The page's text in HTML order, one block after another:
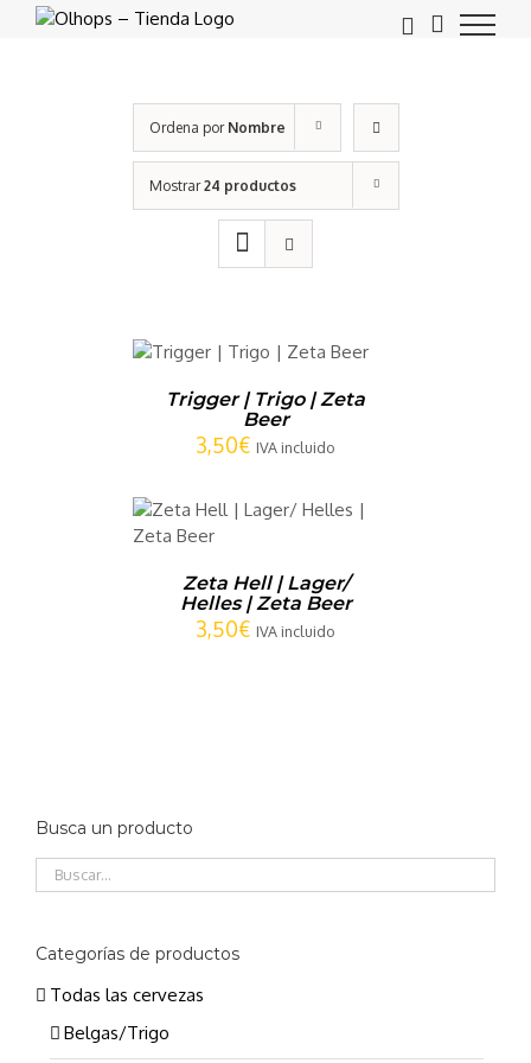
Saltar
Ordena por Nombre
Mostrar24 productos
Trigger | Trigo | Zeta
Beer
3,50€ IVA incluido
Zeta Hell | Lager/
Helles | Zeta Beer
3,50€ IVA incluido
Busca un producto
Categorías de productos
Todas las cervezas
Belgas/Trigo